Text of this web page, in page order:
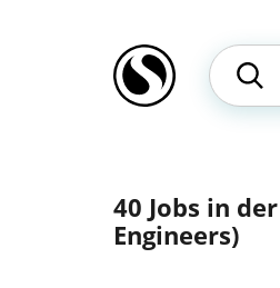
40 Jobs in
Engineers)